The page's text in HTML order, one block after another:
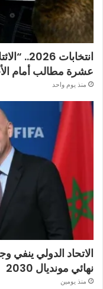
عشرة مطالب أمام
منذ يوم واحد
الاتحاد الدولي ينفي
نهائي مونديال 2030
منذ يومين